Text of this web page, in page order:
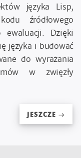
języka Lisp,
źródłowego
Dzięki
języka i budować
do wyrażania
w zwięzły
JESZCZE →